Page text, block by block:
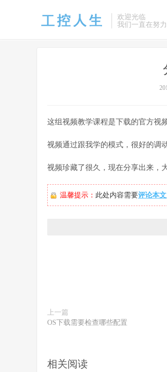
欢迎光临
我们一直在努力
这组视频教学课程是下载的官方视
视频通过跟我学的模式，很好的调
视频珍藏了很久，现在分享出来，
温馨提示： 此处内容需要评论本文
上一篇
OS下载需要检查哪些配置
相关阅读